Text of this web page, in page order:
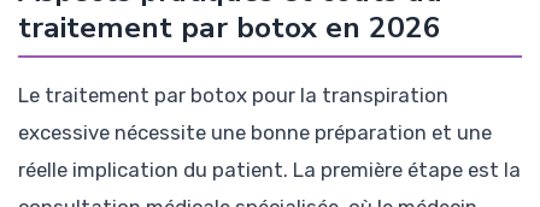
traitement par botox en 2026
Le traitement par botox pour la transpiration
excessive nécessite une bonne préparation et une
réelle implication du patient. La première étape est la